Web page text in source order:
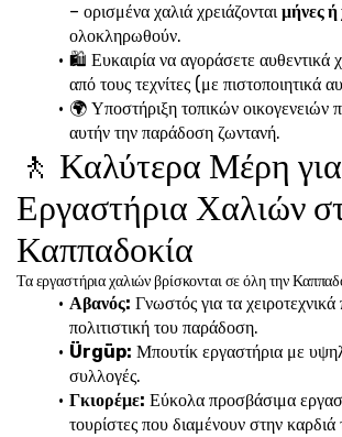
– ορισμένα χαλιά χρειάζονται μήνες ή
ολοκληρωθούν.
🛍️ Ευκαιρία να αγοράσετε αυθεντικά
από τους τεχνίτες (με πιστοποιητικά
🌍 Υποστήριξη τοπικών οικογενειών
αυτήν την παράδοση ζωντανή.
🚶 Καλύτερα Μέρη για
Εργαστήρια Χαλιών
Καππαδοκία
Τα εργαστήρια χαλιών βρίσκονται σε όλη την
Αβανός: Γνωστός για τα χειροτεχνικά
πολιτιστική του παράδοση.
Ürgüp: Μπουτίκ εργαστήρια με
συλλογές.
Γκιορέμε: Εύκολα προσβάσιμα
τουρίστες που διαμένουν στην